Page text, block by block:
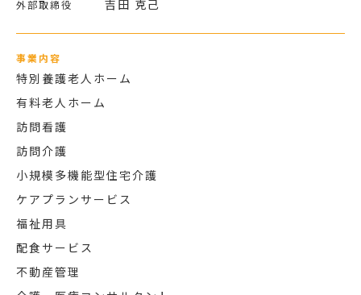
外部取締役 吉田 克己
事業内容
特別養護老人ホーム
有料老人ホーム
訪問看護
訪問介護
小規模多機能型住宅介護
ケアプランサービス
福祉用具
配食サービス
不動産管理